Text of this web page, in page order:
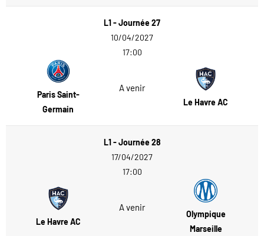
L1 - Journée 27
10/04/2027
17:00
Paris Saint-
Germain
A venir
Le Havre AC
L1 - Journée 28
17/04/2027
17:00
Le Havre AC
A venir
Olympique
Marseille